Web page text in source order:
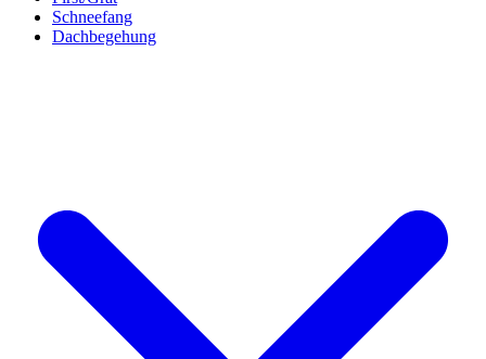
Schneefang
Dachbegehung